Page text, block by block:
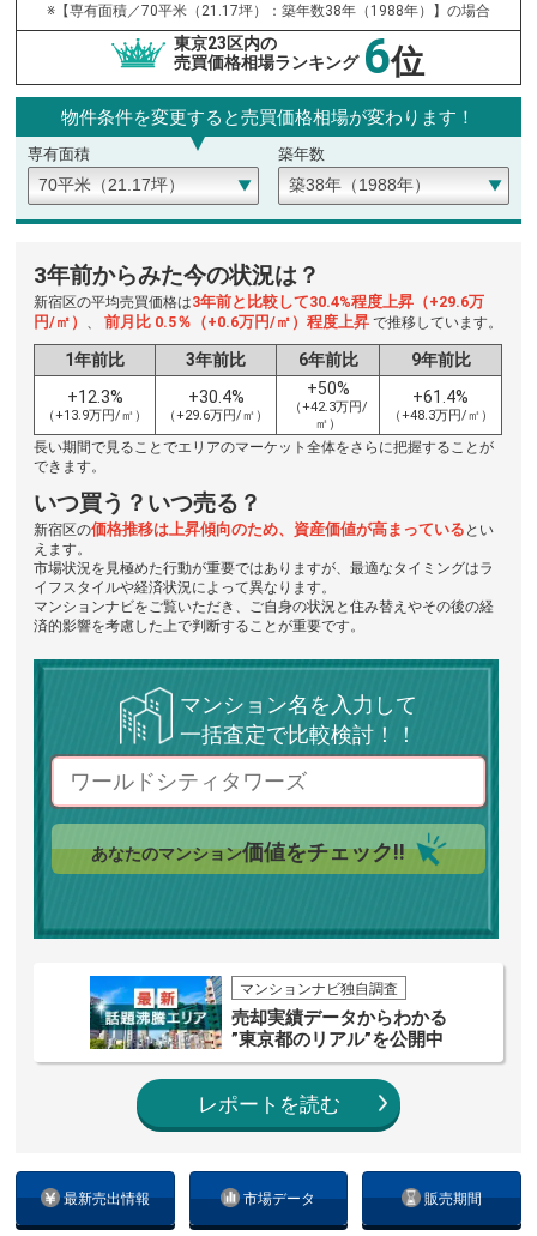
※【専有面積／70平米（21.17坪）：築年数38年（1988年）】の場合
東京23区内の
売買価格相場ランキング 6位
物件条件を変更すると売買価格相場が変わります！
専有面積 築年数
最新売出情報 市場データ 販売期間
3年前からみた今の状況は？
新宿区の平均売買価格は3年前と比較して30.4%程度上昇（+29.6万
円/㎡） 、前月比 0.5％（+0.6万円/㎡）程度上昇で推移しています。
1年前比 3年前比 6年前比
9年前比
+12.3%
（+13.9万円/㎡）
+30.4%
（+29.6万円/㎡）
+50%
（+42.3万円/
㎡）
+61.4%
（+48.3万円/㎡）
長い期間で見ることでエリアのマーケット全体をさらに把握することが
できます。
いつ買う？いつ売る？
新宿区の価格推移は上昇傾向のため、資産価値が高まっている とい
えます。
市場状況を見極めた行動が重要ではありますが、最適なタイミングはラ
イフスタイルや経済状況によって異なります。
マンションナビをご覧いただき、ご自身の状況と住み替えやその後の経
済的影響を考慮した上で判断することが重要です。
マンション名を入力して
一括査定で比較検討！！
あなたのマンション価値をチェック!!
マンションナビ独自調査
売却実績データからわかる
”東京都のリアル”を公開中
レポートを読む